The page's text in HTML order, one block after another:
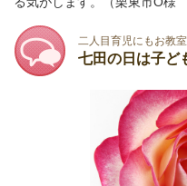
二人目育児にもお教室
七田の日は子ど